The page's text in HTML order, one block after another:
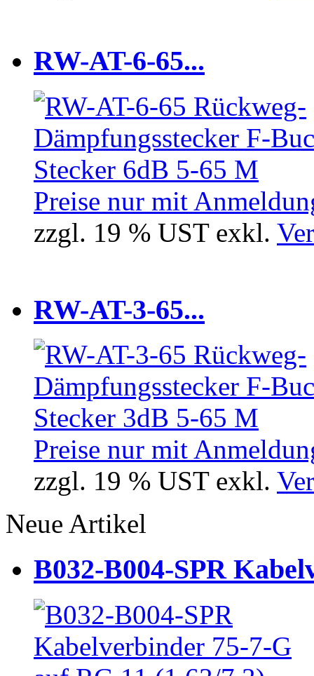
RW-AT-6-65...
Preise nur mit
zzgl. 19 % UST exkl.
RW-AT-3-65...
Preise nur mit
zzgl. 19 % UST exkl.
Neue Artikel
B032-B004-SPR